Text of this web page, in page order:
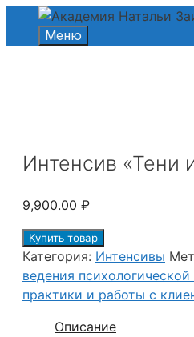
Перейти
Меню
Интенсив «Тени
9,900.00 ₽
Купить товар
Категория: Интенсивы
ведения
практики и работы с
Описание